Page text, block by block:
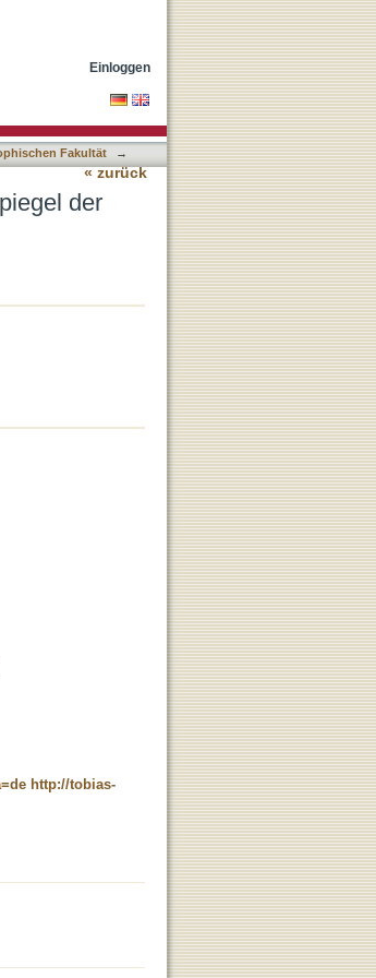
Einloggen
Fakultät
→
« zurück
der
http://tobias-